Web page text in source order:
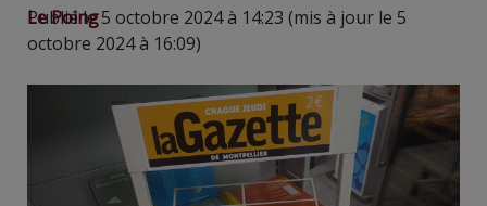
Le Poing
Publié le 5 octobre 2024 à 14:23 (mis à jour le 5
octobre 2024 à 16:09)